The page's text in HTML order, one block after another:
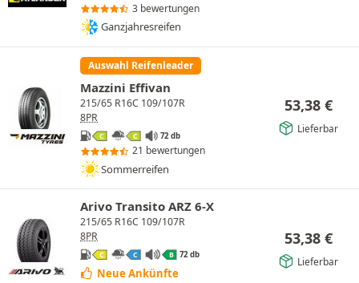
3 bewertungen
Ganzjahresreifen
Auswahl Reifenleader
Mazzini Effivan
215/65 R16C 109/107R
8PR
C C 72 db
21 bewertungen
Sommerreifen
53,38 €
Lieferbar
Arivo Transito ARZ 6-X
215/65 R16C 109/107R
8PR
C C B 72 db
Neue Ankünfte
53,38 €
Lieferbar